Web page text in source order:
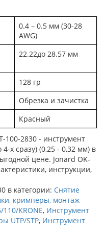
0.4 – 0.5 мм (30-28
AWG)
22.22до 28.57 мм
128 гр
Обрезка и зачистка
Красный
100-2830 - инструмент
х сразу) (0,25 - 0,32 мм) в
цене. Jonard OK-
инструкции,
в категории: Снятие
кримперы, монтаж
KRONE, Инструмент
UTP/STP, Инструмент